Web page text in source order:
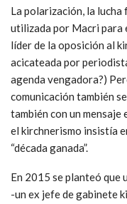
La polarización, la
utilizada por Macri para
líder de la oposición al
acicateada por
agenda vengadora?)
comunicación también
también con un mensaje
el kirchnerismo insistía
“década ganada”.
En 2015 se planteó que
-un ex jefe de gabinete